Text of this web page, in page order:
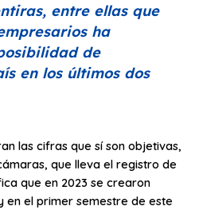
entre ellas que
ha
de
en los últimos dos
las cifras que sí son objetivas,
que lleva el registro de
que en 2023 se crearon
en el primer semestre de este